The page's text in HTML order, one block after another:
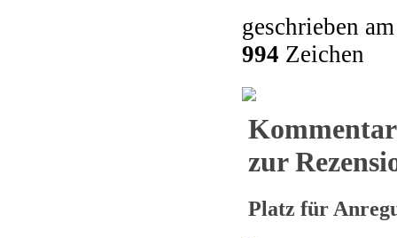
geschrieben
994 Zeichen
zur
Platz für